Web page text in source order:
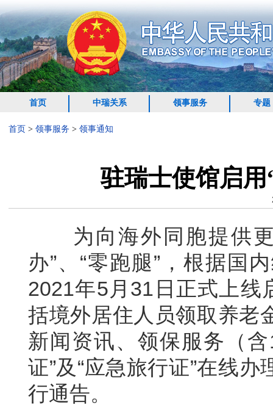
首页 中瑞关系 领事服务 专题
首页 > 领事服务 > 领事通知
驻瑞士使馆启
为向海外同胞提供更
办”、“零跑腿”，根据国
2021年5月31日正式上线
括境外居住人员领取养老
新闻资讯、领保服务（
证”及“应急旅行证”在线
行通告。